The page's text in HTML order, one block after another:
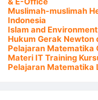
Muslimah-muslimah
Indonesia
Islam and
Hukum Gerak Newton
Pelajaran Matematika
Materi IT Training
Pelajaran Matematika